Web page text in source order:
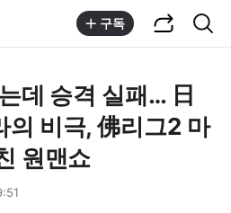
구독
데 승격 실패… 日
의 비극, 佛리그2 마
원맨쇼